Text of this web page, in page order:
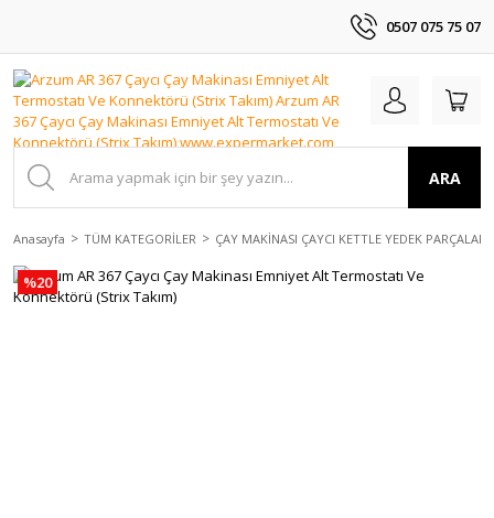
0507 075 75 07
ARA
Anasayfa TÜM KATEGORİLER ÇAY MAKİNASI ÇAYCI KETTLE YEDEK PARÇALAR
%20